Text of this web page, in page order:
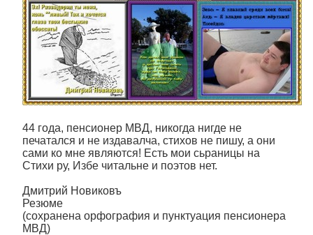
44 года, пенсионер МВД, никогда нигде не
печатался и не издавалча, стихов не пишу, а они
сами ко мне являются! Есть мои сьраницы на
Стихи ру, Избе читальне и поэтов нет.
Дмитрий Новиковъ
Резюме
(сохранена орфография и пунктуация пенсионера
МВД)